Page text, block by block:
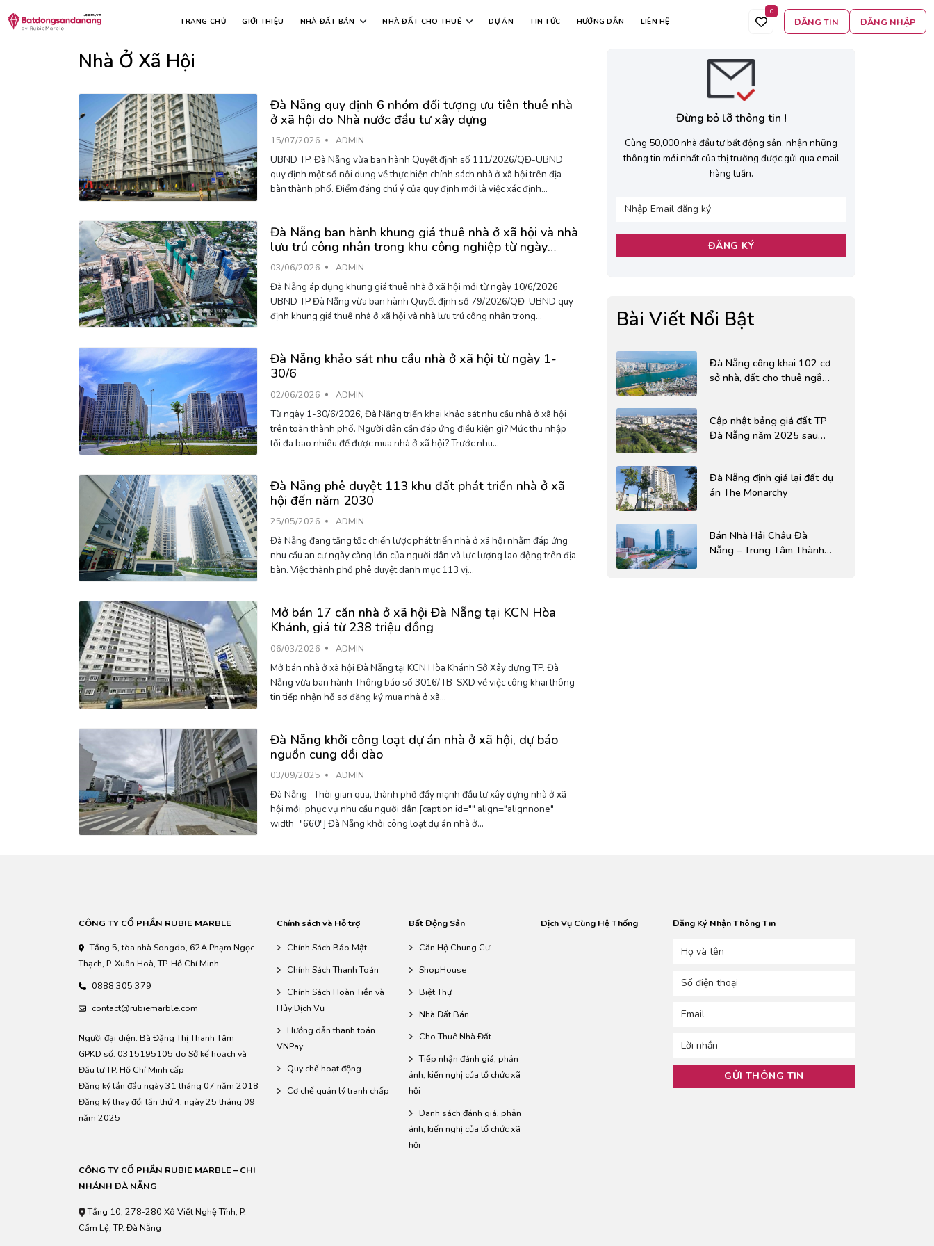
TRANG CHỦ GIỚI THIỆU NHÀ ĐẤT BÁN NHÀ ĐẤT CHO THUÊ DỰ ÁN TIN TỨC HƯỚNG DẪN LIÊN HỆ
0
ĐĂNG TIN ĐĂNG NHẬP
Trang chủ Tags nhà ở xã hội
Nhà Ở Xã Hội
Đà Nẵng quy định 6 nhóm đối tượng ưu tiên thuê nhà
ở xã hội do Nhà nước đầu tư xây dựng
15/07/2026 ADMIN
UBND TP. Đà Nẵng vừa ban hành Quyết định số 111/2026/QĐ-UBND
quy định một số nội dung về thực hiện chính sách nhà ở xã hội trên địa
bàn thành phố. Điểm đáng chú ý của quy định mới là việc xác định...
Đà Nẵng ban hành khung giá thuê nhà ở xã hội và nhà
lưu trú công nhân trong khu công nghiệp từ ngày
10/6/2026
03/06/2026 ADMIN
Đà Nẵng áp dụng khung giá thuê nhà ở xã hội mới từ ngày 10/6/2026
UBND TP Đà Nẵng vừa ban hành Quyết định số 79/2026/QĐ-UBND quy
định khung giá thuê nhà ở xã hội và nhà lưu trú công nhân trong...
Đà Nẵng khảo sát nhu cầu nhà ở xã hội từ ngày 1-
30/6
02/06/2026 ADMIN
Từ ngày 1-30/6/2026, Đà Nẵng triển khai khảo sát nhu cầu nhà ở xã hội
trên toàn thành phố. Người dân cần đáp ứng điều kiện gì? Mức thu nhập
tối đa bao nhiêu để được mua nhà ở xã hội? Trước nhu...
Đà Nẵng phê duyệt 113 khu đất phát triển nhà ở xã
hội đến năm 2030
25/05/2026 ADMIN
Đà Nẵng đang tăng tốc chiến lược phát triển nhà ở xã hội nhằm đáp ứng
nhu cầu an cư ngày càng lớn của người dân và lực lượng lao động trên địa
bàn. Việc thành phố phê duyệt danh mục 113 vị...
Mở bán 17 căn nhà ở xã hội Đà Nẵng tại KCN Hòa
Khánh, giá từ 238 triệu đồng
06/03/2026 ADMIN
Mở bán nhà ở xã hội Đà Nẵng tại KCN Hòa Khánh Sở Xây dựng TP. Đà
Nẵng vừa ban hành Thông báo số 3016/TB-SXD về việc công khai thông
tin tiếp nhận hồ sơ đăng ký mua nhà ở xã...
Đà Nẵng khởi công loạt dự án nhà ở xã hội, dự báo
nguồn cung dồi dào
03/09/2025 ADMIN
Đà Nẵng- Thời gian qua, thành phố đẩy mạnh đầu tư xây dựng nhà ở xã
hội mới, phục vụ nhu cầu người dân.[caption id="" align="alignnone"
width="660"] Đà Nẵng khởi công loạt dự án nhà ở...
Đừng bỏ lỡ thông tin !
Cùng 50,000 nhà đầu tư bất động sản, nhận những
thông tin mới nhất của thị trường được gửi qua email
hàng tuần.
Bài Viết Nổi Bật
Đà Nẵng công khai 102 cơ
sở nhà, đất cho thuê ngắn
Cập nhật bảng giá đất TP
Đà Nẵng năm 2025 sau
Đà Nẵng định giá lại đất dự
án The Monarchy
Bán Nhà Hải Châu Đà
Nẵng – Trung Tâm Thành
CÔNG TY CỔ PHẦN RUBIE MARBLE
Tầng 5, tòa nhà Songdo, 62A Phạm Ngọc
Thạch, P. Xuân Hoà, TP. Hồ Chí Minh
0888 305 379
contact@rubiemarble.com
Người đại diện: Bà Đặng Thị Thanh Tâm
GPKD số: 0315195105 do Sở kế hoạch và
Đầu tư TP. Hồ Chí Minh cấp
Đăng ký lần đầu ngày 31 tháng 07 năm 2018
Đăng ký thay đổi lần thứ 4, ngày 25 tháng 09
năm 2025
CÔNG TY CỔ PHẦN RUBIE MARBLE – CHI
NHÁNH ĐÀ NẴNG
Tầng 10, 278-280 Xô Viết Nghệ Tĩnh, P.
Cẩm Lệ, TP. Đà Nẵng
Chính sách và Hỗ trợ
Chính Sách Bảo Mật
Chính Sách Thanh Toán
Chính Sách Hoàn Tiền và
Hủy Dịch Vụ
Hướng dẫn thanh toán
VNPay
Quy chế hoạt động
Cơ chế quản lý tranh chấp
Bất Động Sản
Căn Hộ Chung Cư
ShopHouse
Biệt Thự
Nhà Đất Bán
Cho Thuê Nhà Đất
Tiếp nhận đánh giá, phản
ảnh, kiến nghị của tổ chức xã
hội
Danh sách đánh giá, phản
ánh, kiến nghị của tổ chức xã
hội
Dịch Vụ Cùng Hệ Thống Đăng Ký Nhận Thông Tin